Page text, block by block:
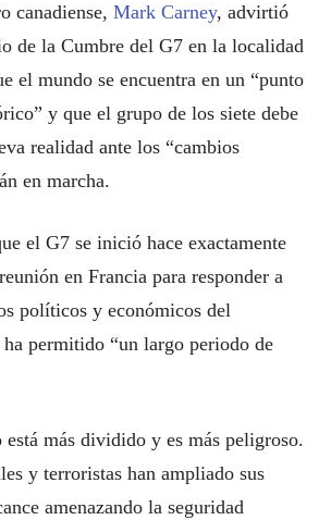
canadiense, Mark Carney, advirtió
de la Cumbre del G7 en la localidad
el mundo se encuentra en un “punto
y que el grupo de los siete debe
realidad ante los “cambios
en marcha.
el G7 se inició hace exactamente
en Francia para responder a
políticos y económicos del
permitido “un largo periodo de
más dividido y es más peligroso.
y terroristas han ampliado sus
amenazando la seguridad